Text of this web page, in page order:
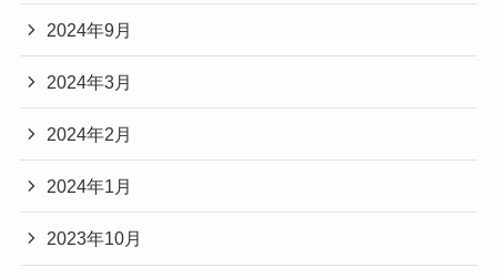
2024年9月
2024年3月
2024年2月
2024年1月
2023年10月